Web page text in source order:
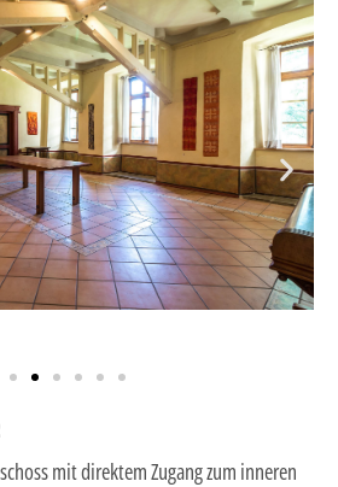
mit direktem Zugang zum inneren